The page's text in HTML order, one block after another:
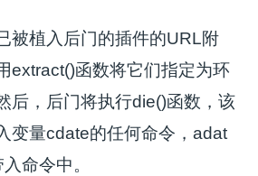
被植入后门的插件的URL附
extract()函数将它们指定为环
后，后门将执行die()函数，该
变量cdate的任何命令，adat
命令中。